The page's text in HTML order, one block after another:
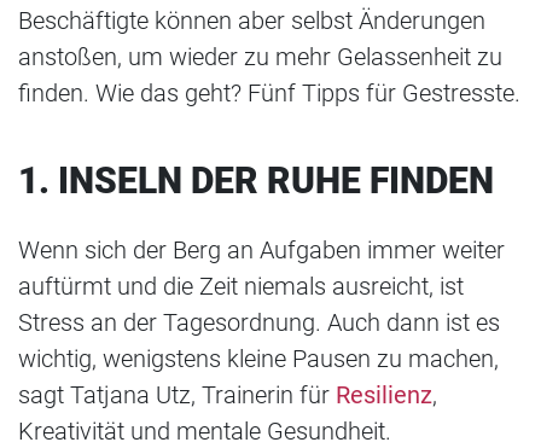
Beschäftigte können aber selbst Änderungen
anstoßen, um wieder zu mehr Gelassenheit zu
finden. Wie das geht? Fünf Tipps für Gestresste.
1. INSELN DER RUHE FINDEN
Wenn sich der Berg an Aufgaben immer weiter
auftürmt und die Zeit niemals ausreicht, ist
Stress an der Tagesordnung. Auch dann ist es
wichtig, wenigstens kleine Pausen zu machen,
sagt Tatjana Utz, Trainerin für Resilienz,
Kreativität und mentale Gesundheit.